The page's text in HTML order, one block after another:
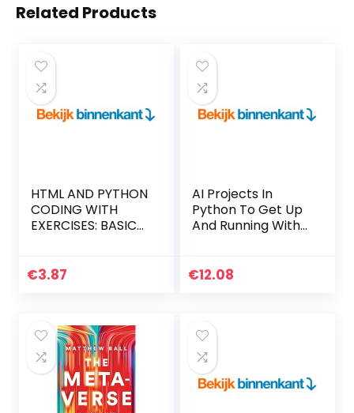
Related Products
HTML AND PYTHON
CODING WITH
EXERCISES: BASICS
FOR EXAMS AND
€3.87
AI Projects In
Python To Get Up
And Running With
(English Edition)
€12.08